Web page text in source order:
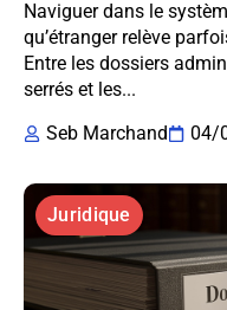
Naviguer dans le
qu’étranger relève
Entre les dossiers
serrés et les...
Seb Marchand
04/
Juridique